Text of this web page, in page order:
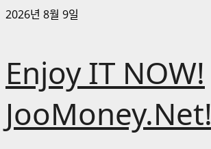
콘
로
바
기
2026년 8월 9일
Enjoy IT NOW!
JooMoney.Net!